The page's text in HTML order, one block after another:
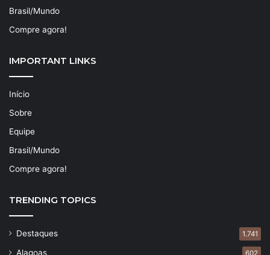
Brasil/Mundo
Compre agora!
IMPORTANT LINKS
Início
Sobre
Equipe
Brasil/Mundo
Compre agora!
TRENDING TOPICS
Destaques 1.741
Alagoas 602